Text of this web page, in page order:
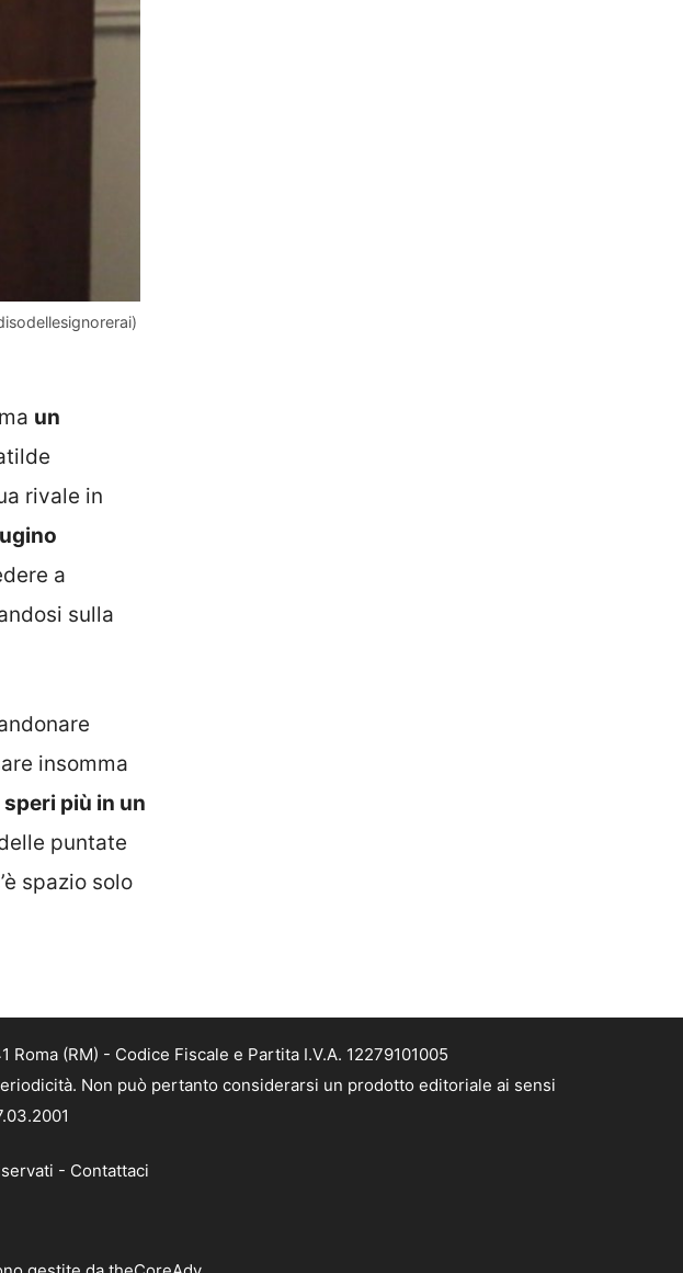
un
rivale in
a
sulla
insomma
speri più in un
puntate
spazio solo
(RM) - Codice Fiscale e Partita I.V.A. 12279101005
Non può pertanto considerarsi un prodotto editoriale ai sensi
- Contattaci